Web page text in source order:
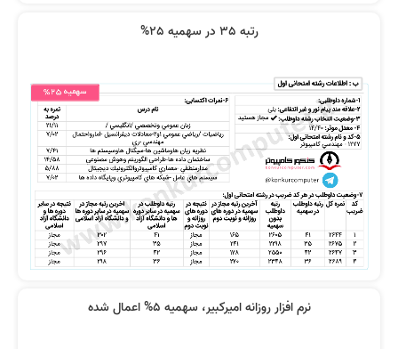
رتبه 35 در سهمیه 25%
نرم افزار روزانه امیرکبیر، سهمیه 5% اعمال شده